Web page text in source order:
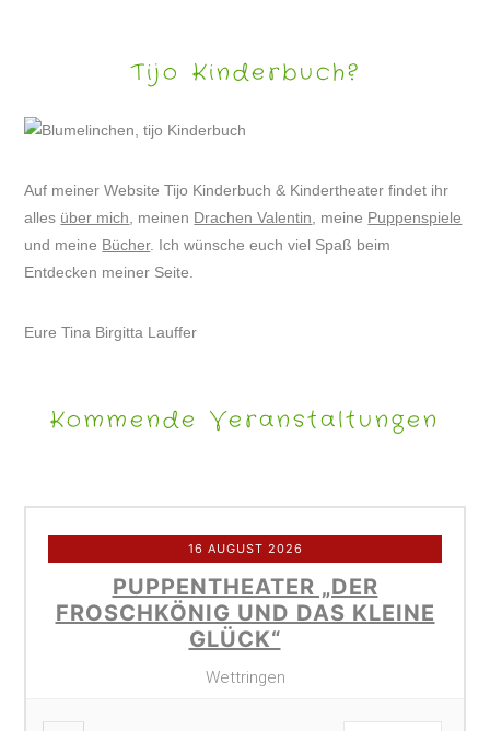
Tijo Kinderbuch?
Auf meiner Website Tijo Kinderbuch & Kindertheater findet ihr
alles über mich , meinen Drachen Valentin , meine Puppenspiele
und meine Bücher. Ich wünsche euch viel Spaß beim
Entdecken meiner Seite.
Eure Tina Birgitta Lauffer
Kommende Veranstaltungen
16 AUGUST 2026
PUPPENTHEATER „DER
FROSCHKÖNIG UND DAS KLEINE
GLÜCK“
Wettringen